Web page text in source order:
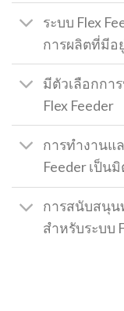
ระบบ Flex
การผลิตที่มีอ
มีตัวเลือกกา
Flex Feeder
การทำงานแ
Feeder เป็น
การสนับสนุน
สำหรับระบบ